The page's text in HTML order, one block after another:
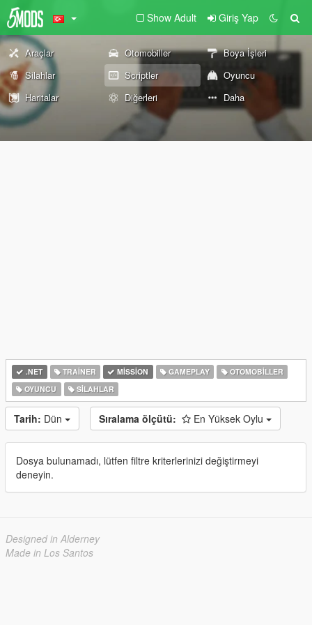
Show Adult Giriş Yap
Araçlar Otomobiller
Boya İşleri
Silahlar
Scriptler
Oyuncu
Haritalar
Diğerleri Daha
.NET TRAINER MISSION GAMEPLAY
OTOMOBILLER
OYUNCU
SILAHLAR
Tarih: Dün Sıralama ölçütü: En Yüksek Oylu
Dosya bulunamadı, lütfen filtre kriterlerinizi değiştirmeyi
deneyin.
Designed in Alderney
Made in Los Santos